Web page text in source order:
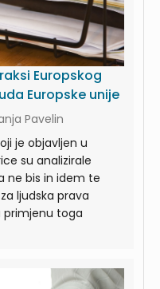
Europskog
Europske unije
Pavelin
je objavljen u
su analizirale
ne bis in idem te
ljudska prava
primjenu toga